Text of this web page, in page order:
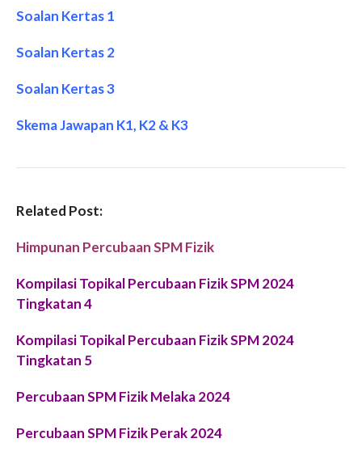
Soalan Kertas 1
Soalan Kertas 2
Soalan Kertas 3
Skema Jawapan K1, K2 & K3
Related Post:
Himpunan Percubaan SPM Fizik
Kompilasi Topikal Percubaan Fizik SPM 2024
Tingkatan 4
Kompilasi Topikal Percubaan Fizik SPM 2024
Tingkatan 5
Percubaan SPM Fizik Melaka 2024
Percubaan SPM Fizik Perak 2024